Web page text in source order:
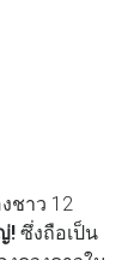
ชาว 12
! ซึ่งถือเป็น